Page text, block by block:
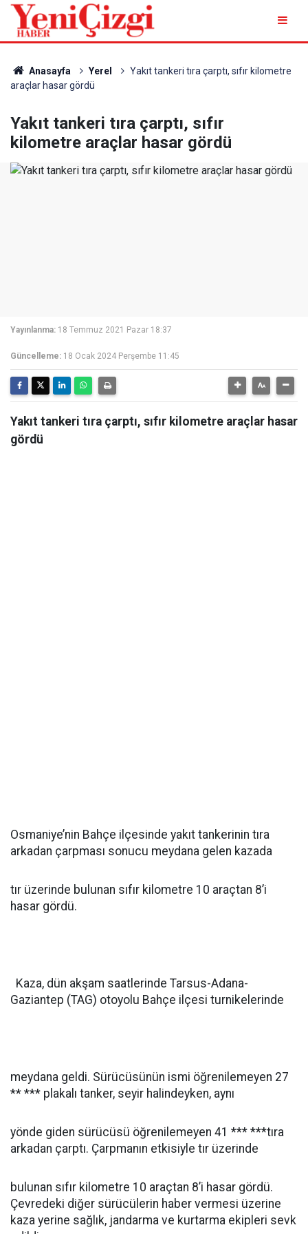
Anasayfa Yerel
Yakıt tankeri tıra çarptı, sıfır kilometre
araçlar hasar gördü
Yakıt tankeri tıra çarptı, sıfır
kilometre araçlar hasar gördü
Yayınlanma: 18 Temmuz 2021 Pazar 18:37
Güncelleme: 18 Ocak 2024 Perşembe 11:45
Yakıt tankeri tıra çarptı, sıfır kilometre araçlar hasar
gördü
Osmaniye’nin Bahçe ilçesinde yakıt tankerinin tıra
arkadan çarpması sonucu meydana gelen kazada
tır üzerinde bulunan sıfır kilometre 10 araçtan 8’i
hasar gördü.
Kaza, dün akşam saatlerinde Tarsus-Adana-
Gaziantep (TAG) otoyolu Bahçe ilçesi turnikelerinde
meydana geldi. Sürücüsünün ismi öğrenilemeyen 27
** *** plakalı tanker, seyir halindeyken, aynı
yönde giden sürücüsü öğrenilemeyen 41 *** ***tıra
arkadan çarptı. Çarpmanın etkisiyle tır üzerinde
bulunan sıfır kilometre 10 araçtan 8’i hasar gördü.
Çevredeki diğer sürücülerin haber vermesi üzerine
kaza yerine sağlık, jandarma ve kurtarma ekipleri sevk